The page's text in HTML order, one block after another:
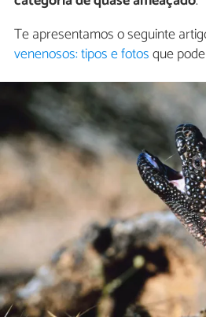
Te apresentamos o seguinte
venenosos: tipos e fotosque